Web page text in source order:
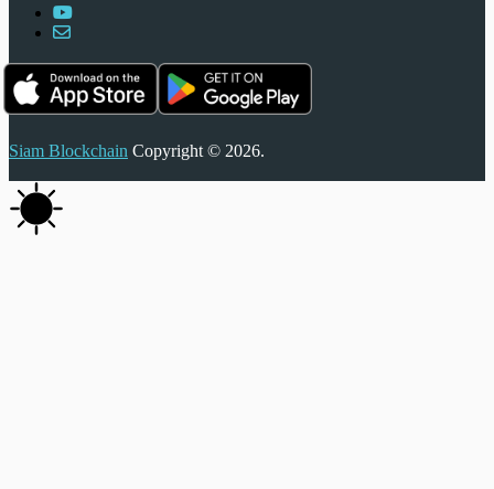
Siam Blockchain Copyright © 2026.